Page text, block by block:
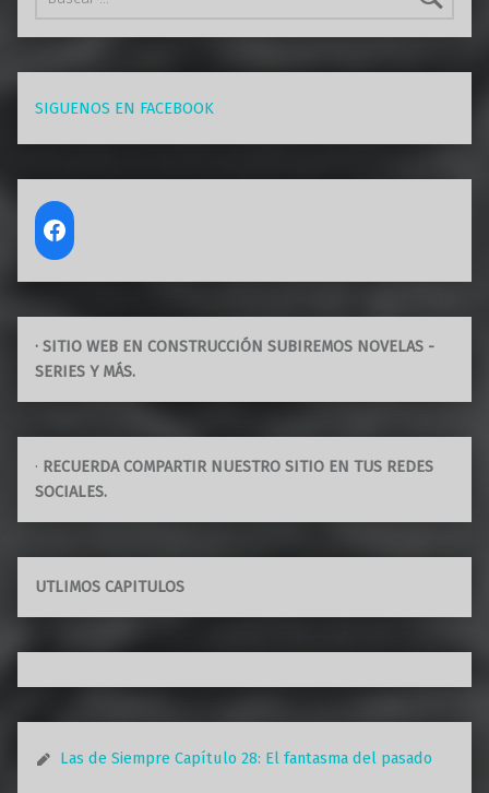
SIGUENOS EN FACEBOOK
· SITIO WEB EN CONSTRUCCIÓN SUBIREMOS NOVELAS -
SERIES Y MÁS.
· RECUERDA COMPARTIR NUESTRO SITIO EN TUS REDES
SOCIALES.
UTLIMOS CAPITULOS
Las de Siempre Capítulo 28: El fantasma del pasado